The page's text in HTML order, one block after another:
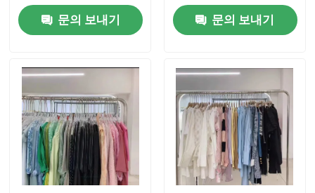
품질 관리
인용문을 요구하세요
사용 된 패션 의류
초등 아동복
문의 보내기 문의 보내기